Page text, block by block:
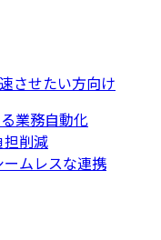
させたい方向け
業務自動化
担削減
ムレスな連携